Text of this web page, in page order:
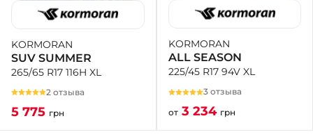
KORMORAN
SUV SUMMER
265/65 R17 116H XL
2 отзыва
5 775 грн
KORMORAN
ALL SEASON
225/45 R17 94V XL
3 отзыва
от 3 234 грн